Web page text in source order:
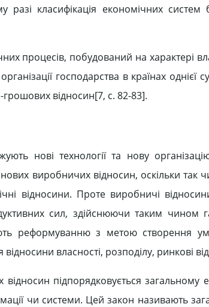
разі класифікація економічних систем
процесів, побудований на характері
господарства в країнах однієї
грошових відносин[7, c. 82-83].
нові технології та нову
виробничих відносин, оскільки так
відносини. Проте виробничі
сил, здійснюючи таким чином
реформуванню з метою створення
власності, розподілу, ринкові
підпорядковується загальному
чи системи. Цей закон називають